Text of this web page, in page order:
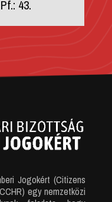
43.
Jogokért (Citizens
egy nemzetközi